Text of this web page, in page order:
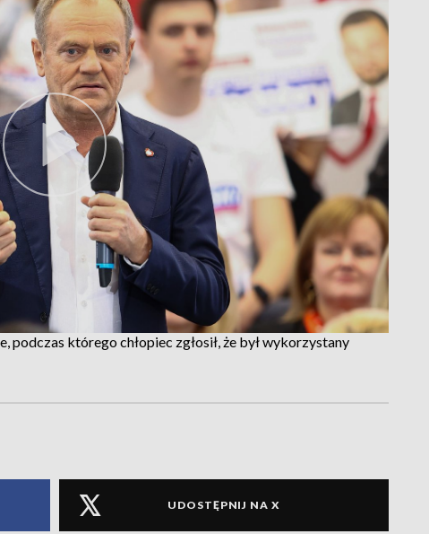
którego chłopiec zgłosił, że był wykorzystany
UDOSTĘPNIJ NA X